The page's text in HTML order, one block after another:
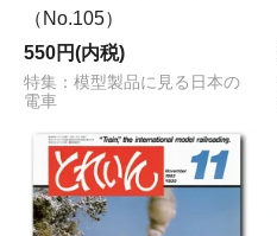
（No.105）
550円(内税)
特集：模型製品に見る日本の
電車